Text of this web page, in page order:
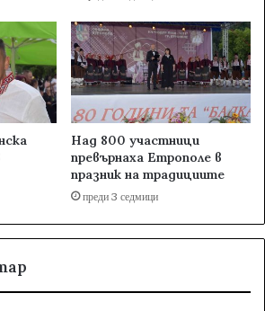
Над 800 участници
превърнаха Етрополе в
празник на традициите
преди 3 седмици